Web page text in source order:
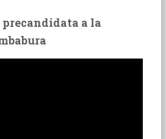
precandidata a la